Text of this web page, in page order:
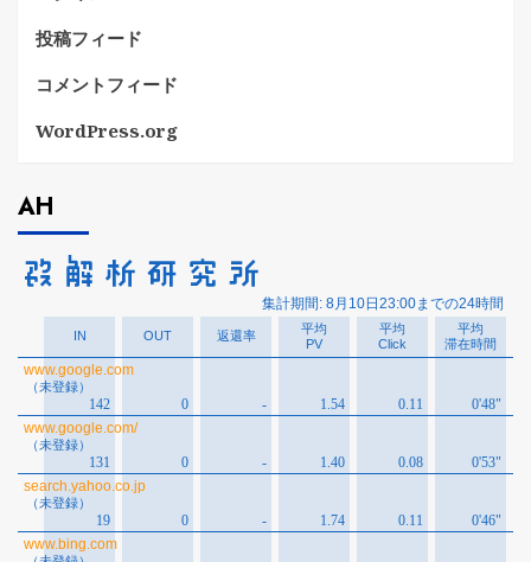
投稿フィード
コメントフィード
WordPress.org
AH